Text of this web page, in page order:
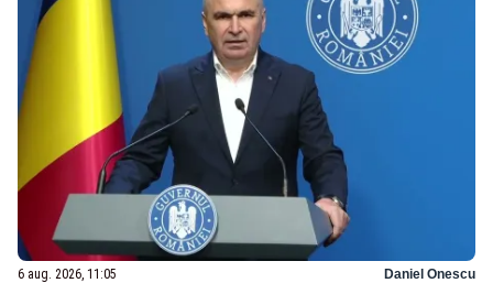
6 aug. 2026, 11:05 Daniel Onescu